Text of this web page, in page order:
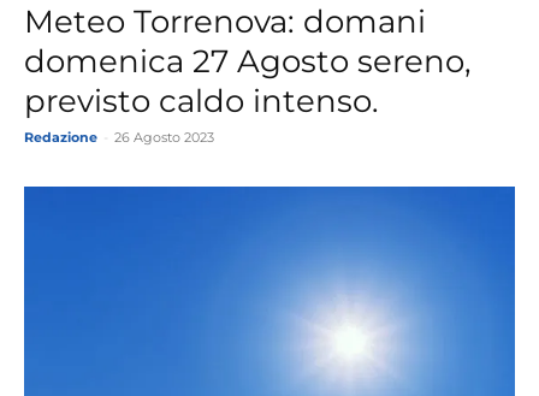
Meteo Torrenova: domani
domenica 27 Agosto sereno,
previsto caldo intenso.
Redazione 26 Agosto 2023